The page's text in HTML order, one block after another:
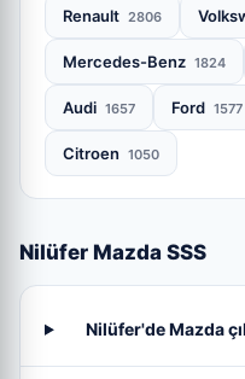
Renault 2806
Mercedes-Benz 1824
Audi 1657 Ford 1577
Citroen 1050
Nilüfer Mazda SSS
Nilüfer'de Mazda